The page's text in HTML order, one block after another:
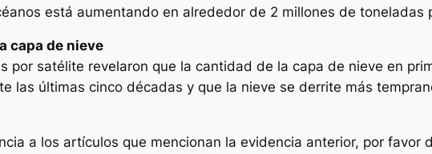
está aumentando en alrededor de 2 millones de toneladas
capa de nieve
por satélite revelaron que la cantidad de la capa de nieve en
las últimas cinco décadas y que la nieve se derrite más
a los artículos que mencionan la evidencia anterior, por favor